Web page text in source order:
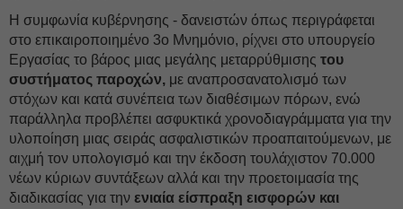
Η συμφωνία κυβέρνησης - δανειστών όπως περιγράφεται
στο επικαιροποιημένο 3ο Μνημόνιο, ρίχνει στο υπουργείο
Εργασίας το βάρος μιας μεγάλης μεταρρύθμισης του
συστήματος παροχών, με αναπροσανατολισμό των
στόχων και κατά συνέπεια των διαθέσιμων πόρων, ενώ
παράλληλα προβλέπει ασφυκτικά χρονοδιαγράμματα για την
υλοποίηση μιας σειράς ασφαλιστικών προαπαιτούμενων, με
αιχμή τον υπολογισμό και την έκδοση τουλάχιστον 70.000
νέων κύριων συντάξεων αλλά και την προετοιμασία της
διαδικασίας για την ενιαία είσπραξη εισφορών και